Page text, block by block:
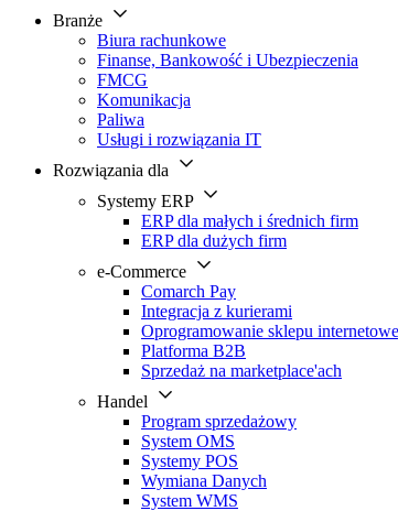
Branże
Biura rachunkowe
Finanse, Bankowość i Ubezpieczenia
FMCG
Komunikacja
Paliwa
Usługi i rozwiązania IT
Rozwiązania dla
Systemy ERP
ERP dla małych i średnich firm
ERP dla dużych firm
e-Commerce
Comarch Pay
Integracja z kurierami
Oprogramowanie sklepu
Platforma B2B
Sprzedaż na marketplace'ach
Handel
Program sprzedażowy
System OMS
Systemy POS
Wymiana Danych
System WMS